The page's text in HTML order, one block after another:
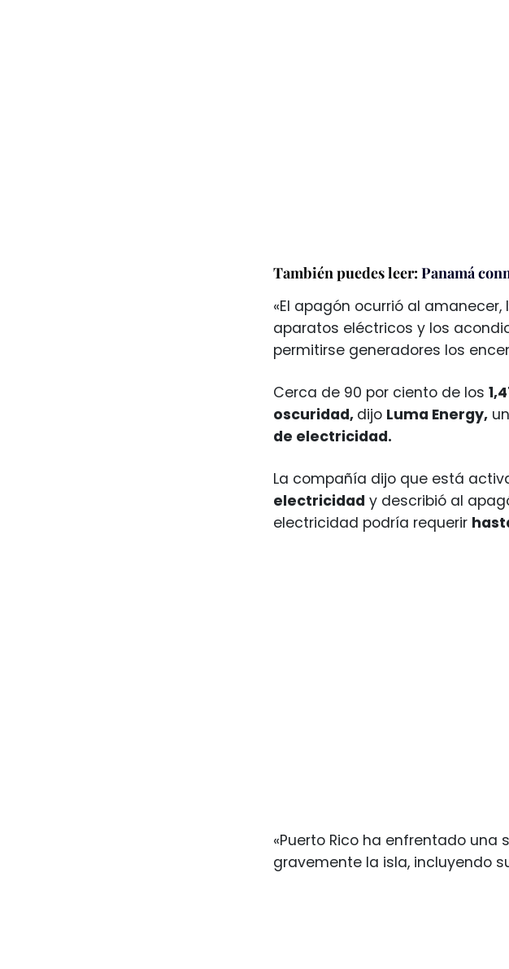
También puedes leer: Panamá
«El apagón ocurrió al
aparatos eléctricos y los
permitirse generadores los
Cerca de 90 por ciento de los
oscuridad, dijo Luma Energy,
de electricidad.
La compañía dijo que está
electricidad y describió al
electricidad podría requerir
«Puerto Rico ha enfrentado una
gravemente la isla, incluyendo